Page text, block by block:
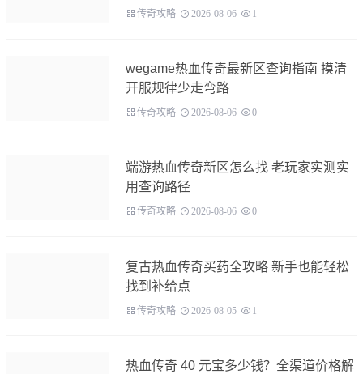
传奇攻略 2026-08-06 1
wegame热血传奇最新区查询指南 摸清
开服规律少走弯路
传奇攻略 2026-08-06 0
端游热血传奇新区怎么找 老玩家实测实
用查询路径
传奇攻略 2026-08-06 0
复古热血传奇买药全攻略 新手也能轻松
找到补给点
传奇攻略 2026-08-05 1
热血传奇 40 元宝多少钱？全渠道价格解